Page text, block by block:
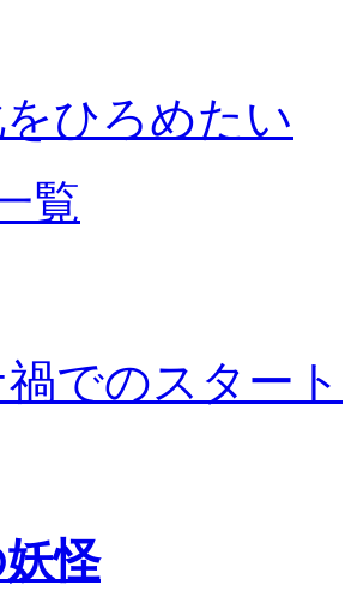
ひろめたい
覧
でのスタート
怪